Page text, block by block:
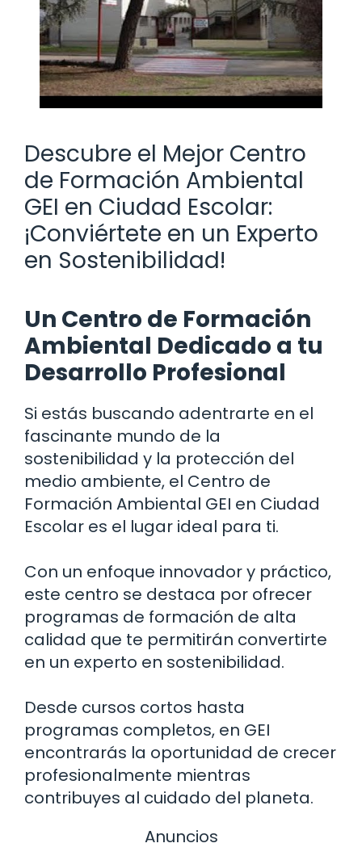
Descubre el Mejor Centro
de Formación Ambiental
GEI en Ciudad Escolar:
¡Conviértete en un Experto
en Sostenibilidad!
Un Centro de Formación
Ambiental Dedicado a tu
Desarrollo Profesional
Si estás buscando adentrarte en el
fascinante mundo de la
sostenibilidad y la protección del
medio ambiente, el Centro de
Formación Ambiental GEI en Ciudad
Escolar es el lugar ideal para ti.
Con un enfoque innovador y práctico,
este centro se destaca por ofrecer
programas de formación de alta
calidad que te permitirán convertirte
en un experto en sostenibilidad.
Desde cursos cortos hasta
programas completos, en GEI
encontrarás la oportunidad de crecer
profesionalmente mientras
contribuyes al cuidado del planeta.
Anuncios